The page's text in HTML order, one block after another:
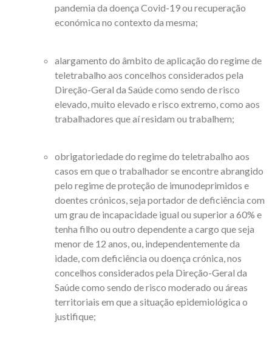
pandemia da doença Covid-19 ou recuperação
económica no contexto da mesma;
alargamento do âmbito de aplicação do regime de
teletrabalho aos concelhos considerados pela
Direção-Geral da Saúde como sendo de risco
elevado, muito elevado e risco extremo, como aos
trabalhadores que aí residam ou trabalhem;
obrigatoriedade do regime do teletrabalho aos
casos em que o trabalhador se encontre abrangido
pelo regime de proteção de imunodeprimidos e
doentes crónicos, seja portador de deficiência com
um grau de incapacidade igual ou superior a 60% e
tenha filho ou outro dependente a cargo que seja
menor de 12 anos, ou, independentemente da
idade, com deficiência ou doença crónica, nos
concelhos considerados pela Direção-Geral da
Saúde como sendo de risco moderado ou áreas
territoriais em que a situação epidemiológica o
justifique;